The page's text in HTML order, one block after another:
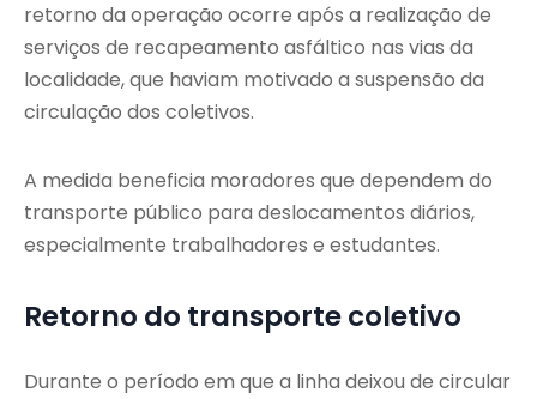
retorno da operação ocorre após a realização de
serviços de recapeamento asfáltico nas vias da
localidade, que haviam motivado a suspensão da
circulação dos coletivos.
A medida beneficia moradores que dependem do
transporte público para deslocamentos diários,
especialmente trabalhadores e estudantes.
Retorno do transporte coletivo
Durante o período em que a linha deixou de circular